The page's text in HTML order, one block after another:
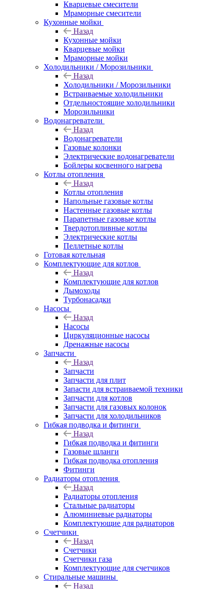
Кварцевые смесители
Мраморные смесители
Кухонные мойки
Назад
Кухонные мойки
Кварцевые мойки
Мраморные мойки
Холодильники / Морозильники
Назад
Холодильники / Морозильники
Встраиваемые холодильники
Отдельностоящие холодильники
Морозильники
Водонагреватели
Назад
Водонагреватели
Газовые колонки
Электрические водонагреватели
Бойлеры косвенного нагрева
Котлы отопления
Назад
Котлы отопления
Напольные газовые котлы
Настенные газовые котлы
Парапетные газовые котлы
Твердотопливные котлы
Электрические котлы
Пеллетные котлы
Готовая котельная
Комплектующие для котлов
Назад
Комплектующие для котлов
Дымоходы
Турбонасадки
Насосы
Назад
Насосы
Циркуляционные насосы
Дренажные насосы
Запчасти
Назад
Запчасти
Запчасти для плит
Запасти для встраиваемой техники
Запчасти для котлов
Запчасти для газовых колонок
Запчасти для холодильников
Гибкая подводка и фитинги
Назад
Гибкая подводка и фитинги
Газовые шланги
Гибкая подводка отопления
Фитинги
Радиаторы отопления
Назад
Радиаторы отопления
Стальные радиаторы
Алюминиевые радиаторы
Комплектующие для радиаторов
Счетчики
Назад
Счетчики
Счетчики газа
Комплектующие для счетчиков
Стиральные машины
Назад